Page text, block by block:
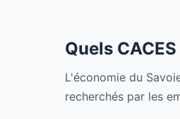
Quels
L'économie du
recherchés par les